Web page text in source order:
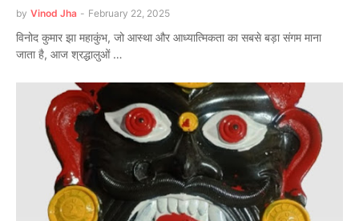
by Vinod Jha - February 22, 2025
विनोद कुमार झा महाकुंभ, जो आस्था और आध्यात्मिकता का सबसे बड़ा संगम माना
जाता है, आज श्रद्धालुओं …